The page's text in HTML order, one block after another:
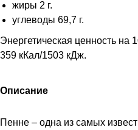
жиры 2 г.
углеводы 69,7 г.
Энергетическая ценность на
359 кКал/1503 кДж.
Описание
Пенне – одна из самых